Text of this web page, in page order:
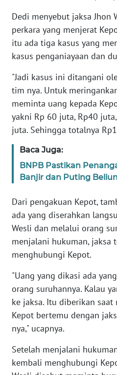
Dedi menyebut jaksa Jhon
perkara yang menjerat
itu ada tiga kasus yang
kasus penganiayaan dan
"Jadi kasus ini ditangani
tim nya. Untuk
meminta uang kepada
yakni Rp 60 juta, Rp40
juta. Sehingga totalnya
Baca Juga:
BNPB Pastikan
Banjir dan Puting
Dari pengakuan Kepot,
ada yang diserahkan
Wesli dan melalui orang
menjalani hukuman, jaksa
menghubungi Kepot.
"Uang yang dikasi ada
orang suruhannya. Kalau
ke jaksa. Itu diberikan saat
Kepot bertemu dengan
nya," ucapnya.
Setelah menjalani
kembali menghubungi
Wahana
News
Regional
WN
WN
JAKARTA
WN
WN
BANTEN
WN
NTT
WN
KEPRI
WN
PAPUA
WN
PAPUA
BARAT
WN
RIAU